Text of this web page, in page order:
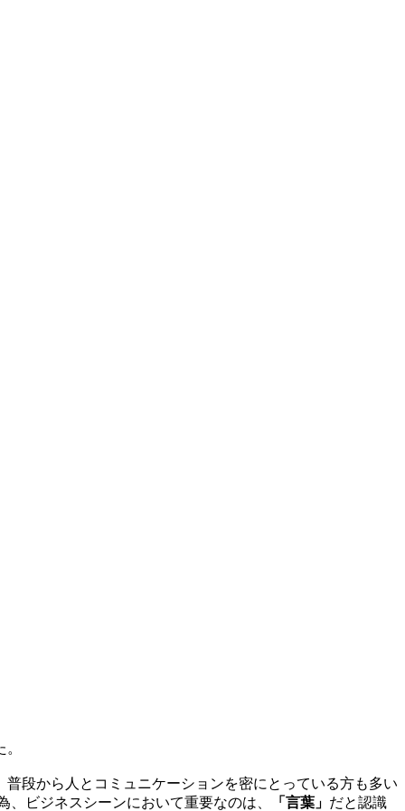
段から人とコミュニケーションを密にとっている方も多い
ビジネスシーンにおいて重要なのは、
「言葉」 だと認識